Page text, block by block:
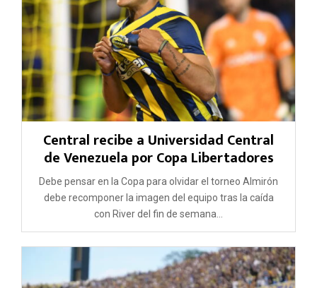
Central recibe a Universidad Central
de Venezuela por Copa Libertadores
Debe pensar en la Copa para olvidar el torneo Almirón
debe recomponer la imagen del equipo tras la caída
con River del fin de semana...